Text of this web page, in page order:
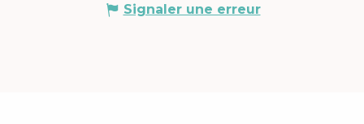
Signaler une erreur